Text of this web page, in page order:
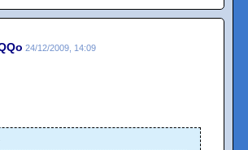
24/12/2009, 14:09